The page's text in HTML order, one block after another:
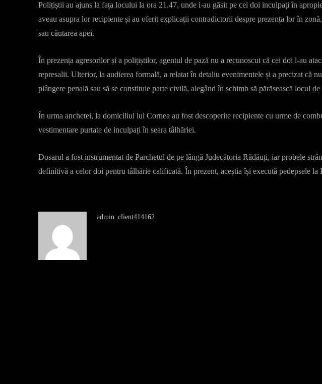
Polițiștii au ajuns la fața locului la ora 21.47, unde i-au găsit pe cei doi inculpați în
aveau asupra lor recipiente și au oferit explicații contradictorii despre prezența lor în
sau căutarea apei.
În prezența agresorilor și a polițiștilor, agentul de pază nu a recunoscut că cei doi l-au
represalii. Ulterior, la audierea formală, a relatat în detaliu evenimentele și a precizat că
plângere penală sau să se constituie parte civilă, alegând în schimb să părăsească locul
În urma anchetei, la domiciliul lui Cornea au fost descoperite recipiente cu urme de
vestimentare purtate de inculpați în seara tâlhăriei.
Dosarul a fost instrumentat de Parchetul de pe lângă Judecătoria Rădăuți, iar probele
definitivă a celor doi pentru tâlhărie calificată. În prezent, aceștia își execută pedepsele la
admin_client414162